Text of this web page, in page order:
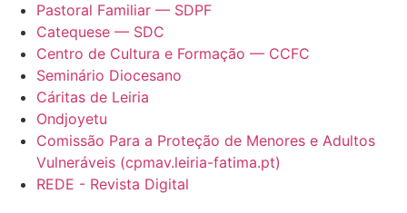
Pastoral Familiar — SDPF
Catequese — SDC
Centro de Cultura e Formação — CCFC
Seminário Diocesano
Cáritas de Leiria
Ondjoyetu
Comissão Para a Proteção de Menores e Adultos
Vulneráveis (cpmav.leiria-fatima.pt)
REDE - Revista Digital